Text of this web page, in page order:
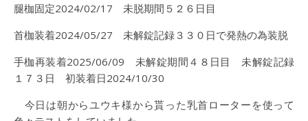
腿枷固定2024/02/17 未脱期間５２６日目
首枷装着2024/05/27 未解錠記録３３０日で発熱の為装脱
手枷再装着2025/06/09 未解錠期間４８日目 未解錠記録
１７３日 初装着日2024/10/30
今日は朝からユウキ様から貰った乳首ローターを使って